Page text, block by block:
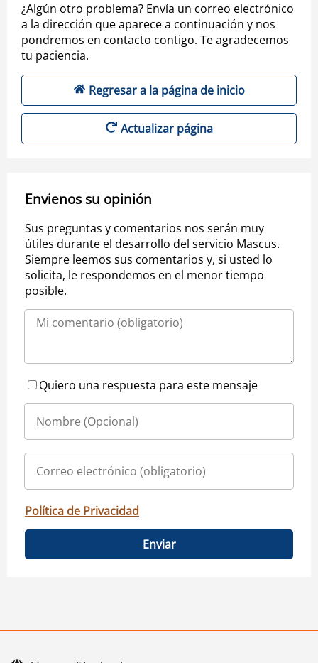
¿Algún otro problema? Envía un correo electrónico
a la dirección que aparece a continuación y nos
pondremos en contacto contigo. Te agradecemos
tu paciencia.
Regresar a la página de inicio
Actualizar página
Envienos su opinión
Sus preguntas y comentarios nos serán muy
útiles durante el desarrollo del servicio Mascus.
Siempre leemos sus comentarios y, si usted lo
solicita, le respondemos en el menor tiempo
posible.
Quiero una respuesta para este mensaje
Política de Privacidad
Enviar